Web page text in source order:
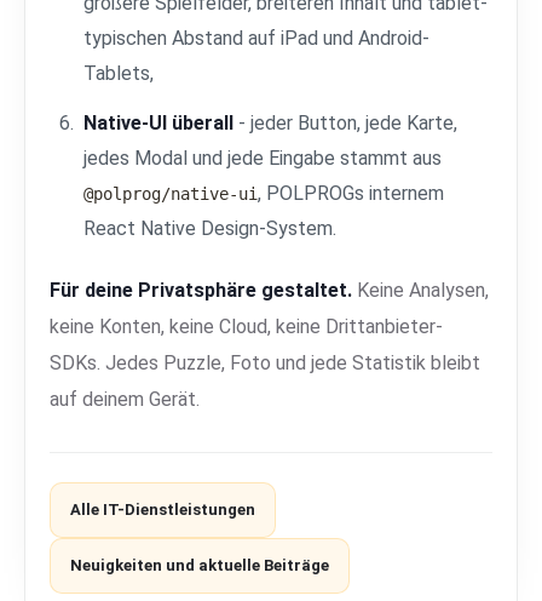
typischen Abstand auf iPad und Android-
Tablets,
Native-UI überall - jeder Button, jede Karte,
jedes Modal und jede Eingabe stammt aus
@polprog/native-ui, POLPROGs internem
React Native Design-System.
Für deine Privatsphäre gestaltet. Keine Analysen,
keine Konten, keine Cloud, keine Drittanbieter-
SDKs. Jedes Puzzle, Foto und jede Statistik bleibt
auf deinem Gerät.
Alle IT-Dienstleistungen
Neuigkeiten und aktuelle Beiträge